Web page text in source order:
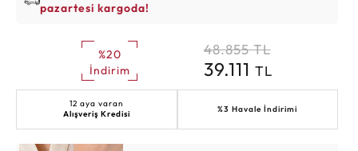
pazartesi kargoda!
%20
İndirim
48.855 TL
39.111 TL
12 aya varan
Alışveriş Kredisi
%3 Havale İndirimi